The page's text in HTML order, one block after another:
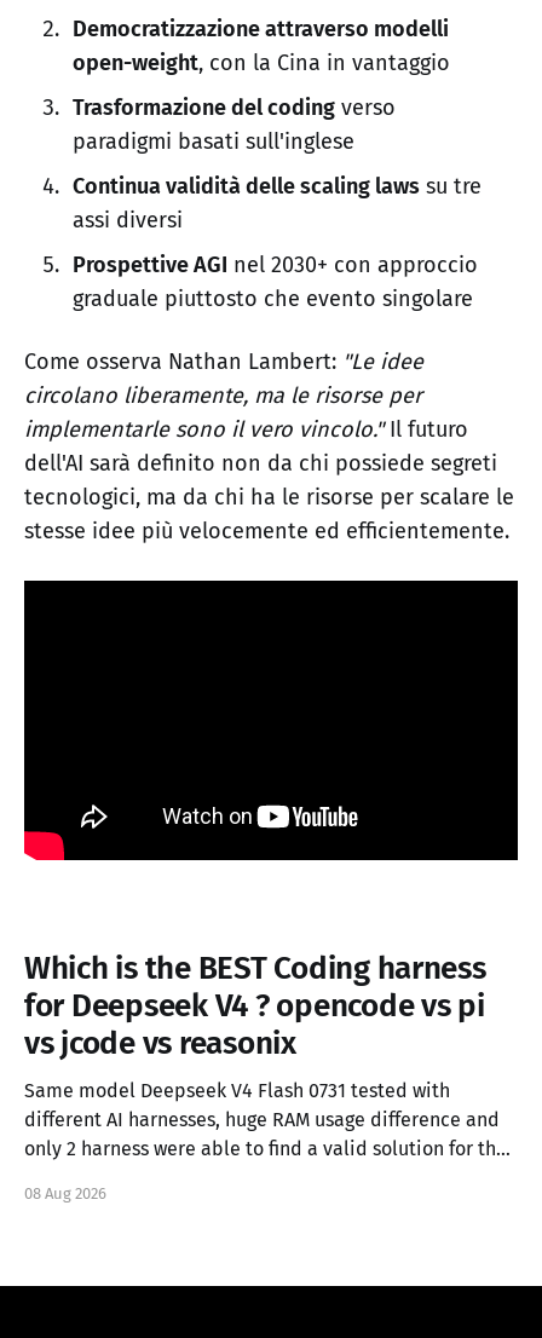
Democratizzazione attraverso modelli
open-weight, con la Cina in vantaggio
Trasformazione del codingverso
paradigmi basati sull'inglese
Continua validità delle scaling lawssu tre
assi diversi
Prospettive AGI nel 2030+ con approccio
graduale piuttosto che evento singolare
Come osserva Nathan Lambert: "Le idee
circolano liberamente, ma le risorse per
implementarle sono il vero vincolo."Il futuro
dell'AI sarà definito non da chi possiede segreti
tecnologici, ma da chi ha le risorse per scalare le
stesse idee più velocemente ed efficientemente.
Which is the BEST Coding harness
for Deepseek V4 ? opencode vs pi
vs jcode vs reasonix
Same model Deepseek V4 Flash 0731 tested with
different AI harnesses, huge RAM usage difference and
only 2 harness were able to find a valid solution for the
08 Aug 2026